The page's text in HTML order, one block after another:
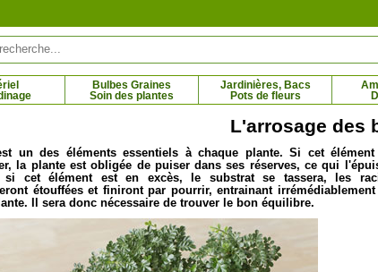
Bulbes Graines
Soin des plantes
Jardinières, Bacs
Pots de fleurs
Chasselas rosé
€ - 23.27 €
Vigne de table noir sans pépins
9.69 € - 26.51 €
L'arrosage des
un des éléments essentiels à chaque plante. Si cet
la plante est obligée de puiser dans ses réserves, ce qui
si cet élément est en excès, le substrat se tassera, les
étouffées et finiront par pourrir, entrainant
Il sera donc nécessaire de trouver le bon équilibre.